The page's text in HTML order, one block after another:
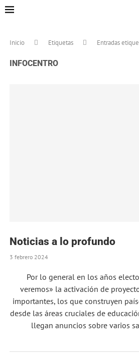
Inicio Etiquetas Entradas
INFOCENTRO
Noticias a lo profundo
3 febrero 2024
Por lo general en los años
veremos» la activación de
importantes, los que construyen
desde las áreas cruciales de
llegan anuncios sobre varios